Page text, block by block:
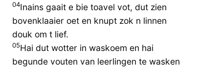
04Inains gaait e bie toavel vot, dut zien
bovenklaaier oet en knupt zok n linnen
douk om t lief.
05Hai dut wotter in waskoem en hai
begunde vouten van leerlingen te wasken